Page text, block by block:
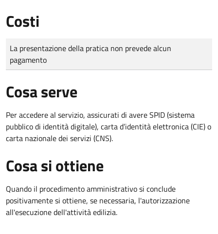
Costi
Tipo di pagamento
Importo
La presentazione della pratica non prevede alcun
pagamento
Cosa serve
Per accedere al servizio, assicurati di avere SPID (sistema
pubblico di identità digitale), carta d’identità elettronica (CIE) o
carta nazionale dei servizi (CNS).
Cosa si ottiene
Quando il procedimento amministrativo si conclude
positivamente si ottiene, se necessaria, l'autorizzazione
all'esecuzione dell'attività edilizia.